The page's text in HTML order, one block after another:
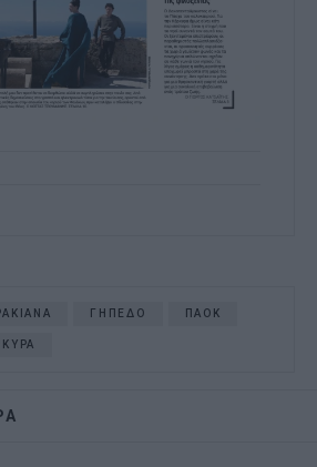
ΓΗΠΕΔΟ ΠΑΟΚ